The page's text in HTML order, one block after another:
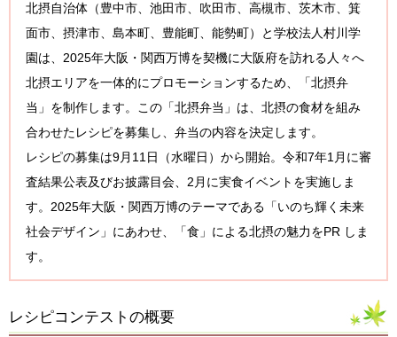
北摂自治体（豊中市、池田市、吹田市、高槻市、茨木市、箕
面市、摂津市、島本町、豊能町、能勢町）と学校法人村川学
園は、2025年大阪・関西万博を契機に大阪府を訪れる人々へ
北摂エリアを一体的にプロモーションするため、「北摂弁
当」を制作します。この「北摂弁当」は、北摂の食材を組み
合わせたレシピを募集し、弁当の内容を決定します。
レシピの募集は9月11日（水曜日）から開始。令和7年1月に審
査結果公表及びお披露目会、2月に実食イベントを実施しま
す。2025年大阪・関西万博のテーマである「いのち輝く未来
社会デザイン」にあわせ、「食」による北摂の魅力をPR しま
す。
レシピコンテストの概要